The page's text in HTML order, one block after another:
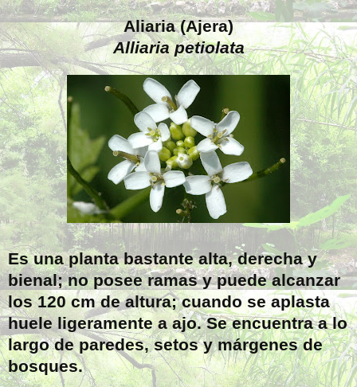
Aliaria (Ajera)
Alliaria petiolata
Es una planta bastante alta, derecha y
bienal; no posee ramas y puede alcanzar
los120 cmde altura; cuando se aplasta
huele ligeramente a ajo. Se encuentra a lo
largo de paredes, setos y márgenes de
bosques.